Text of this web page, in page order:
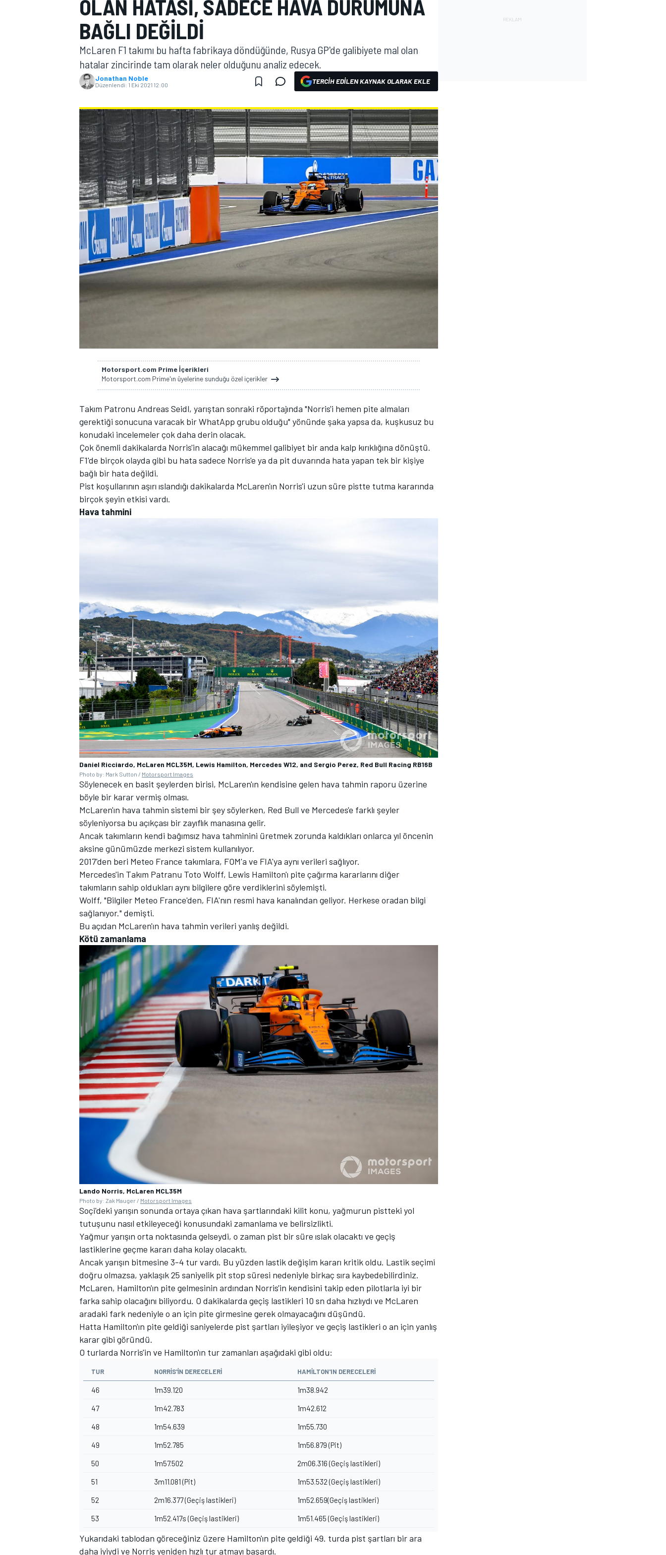
MOTOGP
WORLD SUPERBIKE
TÜRK SPORCULAR
MOTOSİKLET
OLAN HATASI, SADECE HAVA DURUMUNA
BAĞLI DEĞILDI
McLaren F1 takımı bu hafta fabrikaya döndüğünde, Rusya GP'de galibiyete mal olan
hatalar zincirinde tam olarak neler olduğunu analiz edecek.
Jonathan Noble
Düzenlendi: 1 Eki 2021 12:00 TERCIH EDILEN KAYNAK OLARAK EKLE
Motorsport.com Prime İçerikleri
Motorsport.com Prime'ın üyelerine sunduğu özel içerikler
Takım Patronu Andreas Seidl, yarıştan sonraki röportajında "Norris'i hemen pite almaları
gerektiği sonucuna varacak bir WhatApp grubu olduğu" yönünde şaka yapsa da, kuşkusuz bu
konudaki incelemeler çok daha derin olacak.
Çok önemli dakikalarda Norris'in alacağı mükemmel galibiyet bir anda kalp kırıklığına dönüştü.
F1'de birçok olayda gibi bu hata sadece Norris'e ya da pit duvarında hata yapan tek bir kişiye
bağlı bir hata değildi.
Pist koşullarının aşırı ıslandığı dakikalarda McLaren'ın Norris'i uzun süre pistte tutma kararında
birçok şeyin etkisi vardı.
Hava tahmini
Daniel Ricciardo, McLaren MCL35M, Lewis Hamilton, Mercedes W12, and Sergio Perez, Red Bull Racing RB16B
Photo by: Mark Sutton / Motorsport Images
Söylenecek en basit şeylerden birisi, McLaren'ın kendisine gelen hava tahmin raporu üzerine
böyle bir karar vermiş olması.
McLaren'ın hava tahmin sistemi bir şey söylerken, Red Bull ve Mercedes'e farklı şeyler
söyleniyorsa bu açıkçası bir zayıflık manasına gelir.
Ancak takımların kendi bağımsız hava tahminini üretmek zorunda kaldıkları onlarca yıl öncenin
aksine günümüzde merkezi sistem kullanılıyor.
2017'den beri Meteo France takımlara, FOM'a ve FIA'ya aynı verileri sağlıyor.
Mercedes'in Takım Patranu Toto Wolff, Lewis Hamilton'ı pite çağırma kararlarını diğer
takımların sahip oldukları aynı bilgilere göre verdiklerini söylemişti.
Wolff, "Bilgiler Meteo France'den, FIA'nın resmi hava kanalından geliyor. Herkese oradan bilgi
sağlanıyor." demişti.
Bu açıdan McLaren'ın hava tahmin verileri yanlış değildi.
Kötü zamanlama
Lando Norris, McLaren MCL35M
Photo by: Zak Mauger / Motorsport Images
Soçi'deki yarışın sonunda ortaya çıkan hava şartlarındaki kilit konu, yağmurun pistteki yol
tutuşunu nasıl etkileyeceği konusundaki zamanlama ve belirsizlikti.
Yağmur yarışın orta noktasında gelseydi, o zaman pist bir süre ıslak olacaktı ve geçiş
lastiklerine geçme kararı daha kolay olacaktı.
Ancak yarışın bitmesine 3-4 tur vardı. Bu yüzden lastik değişim kararı kritik oldu. Lastik seçimi
doğru olmazsa, yaklaşık 25 saniyelik pit stop süresi nedeniyle birkaç sıra kaybedebilirdiniz.
McLaren, Hamilton'ın pite gelmesinin ardından Norris'in kendisini takip eden pilotlarla iyi bir
farka sahip olacağını biliyordu. O dakikalarda geçiş lastikleri 10 sn daha hızlıydı ve McLaren
aradaki fark nedeniyle o an için pite girmesine gerek olmayacağını düşündü.
Hatta Hamilton'ın pite geldiği saniyelerde pist şartları iyileşiyor ve geçiş lastikleri o an için yanlış
karar gibi göründü.
O turlarda Norris'in ve Hamilton'ın tur zamanları aşağıdaki gibi oldu:
TUR NORRIS'IN DERECELERI HAMILTON'IN DERECELERI
46 1m39.120 1m38.942
47 1m42.783 1m42.612
48 1m54.639 1m55.730
49 1m52.785 1m56.879 (Pit)
50 1m57.502 2m06.316 (Geçiş lastikleri)
51 3m11.081 (Pit) 1m53.532 (Geçiş lastikleri)
52 2m16.377 (Geçiş lastikleri) 1m52.659(Geçiş lastikleri)
53 1m52.417s (Geçiş lastikleri) 1m51.465 (Geçiş lastikleri)
Yukarıdaki tablodan göreceğiniz üzere Hamilton'ın pite geldiği 49. turda pist şartları bir ara
daha iyiydi ve Norris yeniden hızlı tur atmayı başardı.